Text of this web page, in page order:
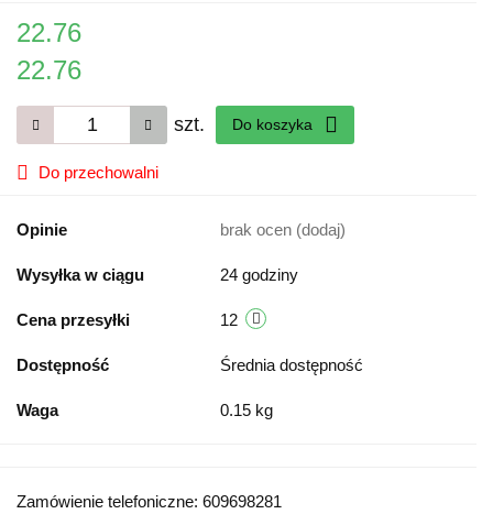
22.76
22.76
szt. Do koszyka
Do przechowalni
Opinie brak ocen (dodaj)
Wysyłka w ciągu 24 godziny
Cena przesyłki 12
Dostępność Średnia dostępność
Waga 0.15 kg
Zamówienie telefoniczne: 609698281